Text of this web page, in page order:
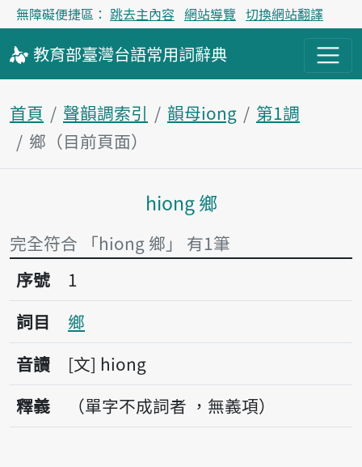
無障礙便捷區： 跳去主內容 網站導覽 切換網站翻譯
教育部臺灣台語常用詞辭典
首頁 聲韻調索引 韻母iong
第1調
鄉（目前頁面）
主內容區塊
hiong 鄉
完全符合 「hiong 鄉」 有1筆
序號1鄉
序號
1
詞目
鄉
音讀
文 hiong
釋義
（單字不成詞者 ，無義項）